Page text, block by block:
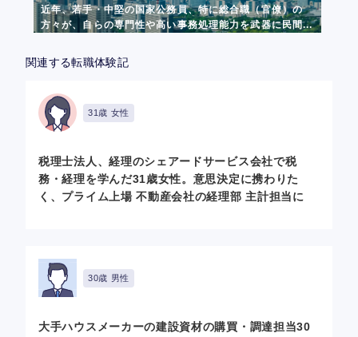
近年、若手・中堅の国家公務員、特に総合職（官僚）の
方々が、自らの専門性や高い事務処理能力を武器に民間...
関連する転職体験記
31歳 女性
税理士法人、経理のシェアードサービス会社で税
務・経理を学んだ31歳女性。意思決定に携わりた
く、プライム上場 不動産会社の経理部 主計担当に
30歳 男性
大手ハウスメーカーの建設資材の購買・調達担当30